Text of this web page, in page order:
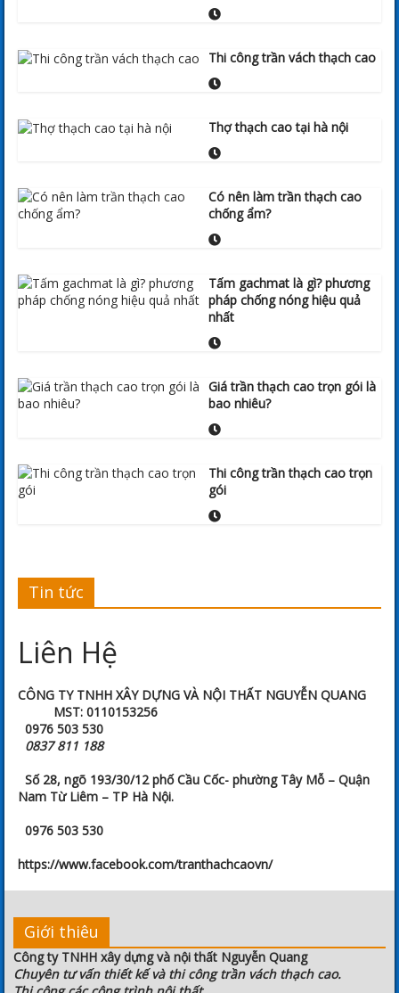
Thi công trần vách thạch cao
Thợ thạch cao tại hà nội
Có nên làm trần thạch cao
chống ẩm?
Tấm gachmat là gì? phương
pháp chống nóng hiệu quả
nhất
Giá trần thạch cao trọn gói là
bao nhiêu?
Thi công trần thạch cao trọn
gói
Tin tức
Liên Hệ
CÔNG TY TNHH XÂY DỰNG VÀ NỘI THẤT NGUYỄN QUANG
MST: 0110153256
0976 503 530
0837 811 188
Số 28, ngõ 193/30/12 phố Cầu Cốc- phường Tây Mỗ – Quận
Nam Từ Liêm – TP Hà Nội.
0976 503 530
https://www.facebook.com/tranthachcaovn/
Giới thiêu
Công ty TNHH xây dựng và nội thất Nguyễn Quang
Chuyên tư vấn thiết kế và thi công trần vách thạch cao.